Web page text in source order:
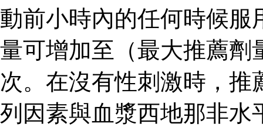
動前小時內的任何時候服
量可增加至（最大推薦劑
次。在沒有性刺激時，
列因素與血漿西地那非水